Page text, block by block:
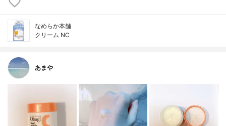
なめらか本舗
クリーム NC
あまや